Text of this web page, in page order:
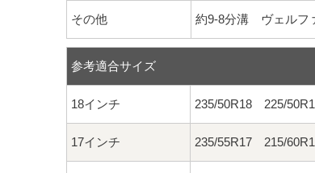
その他 約9-8分溝 ヴェルフ
参考適合サイズ
18インチ 235/50R18 225/
17インチ 235/55R17 215/